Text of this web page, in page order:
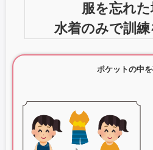
服を忘れ
水着のみで訓
ポケットの中を